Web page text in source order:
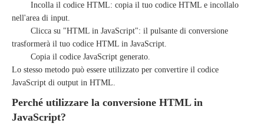
Incolla il codice HTML: copia il tuo codice HTML e incollalo
nell'area di input.
Clicca su "HTML in JavaScript": il pulsante di conversione
trasformerà il tuo codice HTML in JavaScript.
Copia il codice JavaScript generato.
Lo stesso metodo può essere utilizzato per convertire il codice
JavaScript di output in HTML.
Perché utilizzare la conversione HTML in
JavaScript?